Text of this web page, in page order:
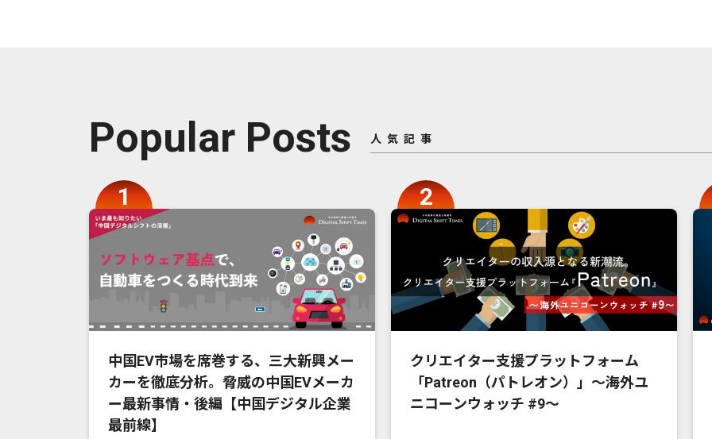
Popular Posts
人気記事
中国EV市場を席巻する、三大新興メー
カーを徹底分析。脅威の中国EVメーカ
ー最新事情・後編【中国デジタル企業
最前線】
クリエイター支援プラットフォーム
「Patreon（パトレオン）」〜海外ユ
ニコーンウォッチ #9〜